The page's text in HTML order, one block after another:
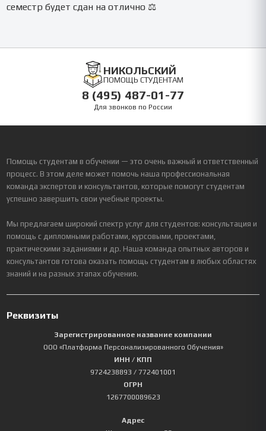
семестр будет сдан на отлично ⚖️
НИКОЛЬСКИЙ
ПОМОЩЬ СТУДЕНТАМ
8 (495) 487-01-77
Для звонков по России
Помощь студентам в обучении — это очень важный и ответственный
процесс. В этом деле может помочь наша профессиональная
команда экспертов и консультантов, которые помогут студентам
успешно завершить свои учебные проекты.
Мы предлагаем широкий спектр услуг для студентов: консультация и
помощь с дипломными работами, курсовыми, проектами,
практическими заданиями и др. Наша команда опытных авторов и
консультантов готова оказать помощь студентам в любых областях
знаний и на разных этапах обучения.
Реквизиты
Зарегистрированное название компании
ООО «Платформа Персонализированного Обучения»
ИНН / КПП
9724238893 / 772401001
ОГРН
1267700089623
Адрес